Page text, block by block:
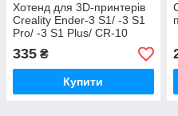
Хотенд для 3D-принтерів
Creality Ender-3 S1/ -3 S1
Pro/ -3 S1 Plus/ CR-10
Smart Pro, сопло 0.4мм,
біметалевий, (оригінал)
335 ₴
Купити